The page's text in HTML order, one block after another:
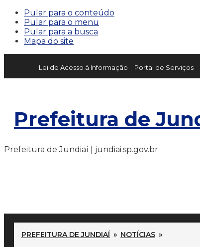
Pular para o conteúdo
Pular para o menu
Pular para a busca
Mapa do site
Lei de Acesso à Informação Portal de Serviços
Prefeitura de
Prefeitura de Jundiaí | jundiai.sp.gov.br
PREFEITURA DE JUNDIAÍ » NOTÍCIAS »